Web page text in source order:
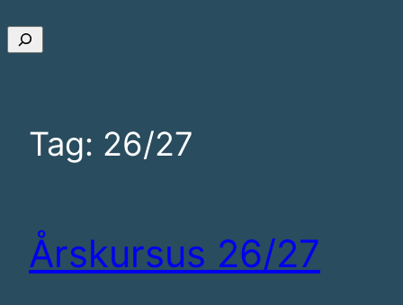
Søg
Tag: 26/27
Årskursus 26/27